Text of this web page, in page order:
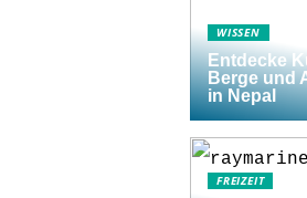
WISSEN
Entdecke
Berge und
in Nepal
FREIZEIT